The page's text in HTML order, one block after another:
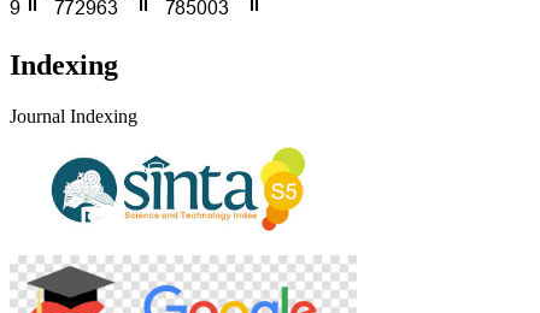
Indexing
Journal Indexing